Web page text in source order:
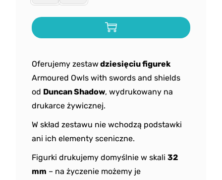
Oferujemy zestawdziesięciu figurek
Armoured Owls with swords and shields
od Duncan Shadow, wydrukowany na
drukarce żywicznej.
W skład zestawu nie wchodzą podstawki
ani ich elementy sceniczne.
Figurki drukujemy domyślnie w skali 32
mm – na życzenie możemy je